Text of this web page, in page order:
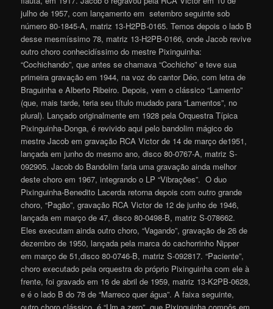
julho de 1957, com lançamento em setembro seguinte sob
número 80-1845-A, matriz 13-H2PB-0165. Temos depois o lado B
desse mesmíssimo 78, matriz 13-H2PB-0166, onde Jacob revive
outro choro conhecidíssimo do mestre Pixinguinha:
“Cochichando”, que antes se chamava “Cochicho” e teve sua
primeira gravação em 1944, na voz do cantor Déo, com letra de
Braguinha e Alberto Ribeiro. Depois, vem o clássico “Lamento”
(que, mais tarde, teria seu título mudado para “Lamentos”, no
plural). Lançado originalmente em 1928 pela Orquestra Típica
Pixinguinha-Donga, é revivido aqui pelo bandolim mágico do
mestre Jacob em gravação RCA Victor de 14 de março de1951,
lançada em junho do mesmo ano, disco 80-0767-A, matriz S-
092905. Jacob do Bandolim faria uma gravação ainda melhor
deste choro em 1967, integrando o LP “Vibrações”. O duo
Pixinguinha-Benedito Lacerda retorna depois com outro grande
choro, “Pagão”, gravação RCA Victor de 12 de junho de 1946,
lançada em março de 47, disco 80-0498-B, matriz S-078662.
Eles executam ainda outro choro, “Vagando”, gravação de 26 de
dezembro de 1950, lançada pela marca do cachorrinho Nipper
em março de 51,disco 80-0746-B, matriz S-092817. “Paciente”,
choro executado pela orquestra do próprio Pixinguinha com ele à
frente, foi gravado em 16 de abril de 1959, matriz 13-K2PB-0628,
e é o lado B do 78 de “Marreco quer água”. A faixa seguinte,
outro choro clássico, é “Um a zero”, que Pixinguinha compôs em